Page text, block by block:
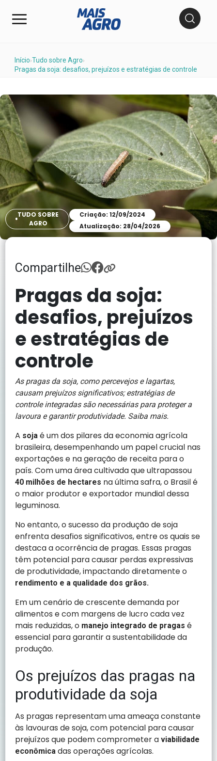
Início›Tudo sobre Agro›
Pragas da soja: desafios, prejuízos e estratégias de controle
TUDO SOBRE
AGRO
Criação: 12/09/2024
Atualização: 28/04/2026
Compartilhe
Pragas da soja:
desafios, prejuízos
e estratégias de
controle
As pragas da soja, como percevejos e lagartas,
causam prejuízos significativos; estratégias de
controle integradas são necessárias para proteger a
lavoura e garantir produtividade. Saiba mais.
A sojaé um dos pilares da economia agrícola
brasileira, desempenhando um papel crucial nas
exportações e na geração de receita para o
país. Com uma área cultivada que ultrapassou
40 milhões de hectares na última safra, o Brasil é
o maior produtor e exportador mundial dessa
leguminosa.
No entanto, o sucesso da produção de soja
enfrenta desafios significativos, entre os quais se
destaca a ocorrência de pragas. Essas pragas
têm potencial para causar perdas expressivas
de produtividade, impactando diretamente o
rendimento e a qualidade dos grãos.
Em um cenário de crescente demanda por
alimentos e com margens de lucro cada vez
mais reduzidas, o manejo integrado de pragas é
essencial para garantir a sustentabilidade da
produção.
Os prejuízos das pragas na
produtividade da soja
As pragas representam uma ameaça constante
às lavouras de soja, com potencial para causar
prejuízos que podem comprometer aviabilidade
econômica das operações agrícolas.